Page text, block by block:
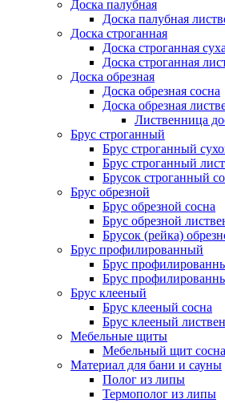
Доска палубная
Доска палубная
Доска строганная
Доска строганная
Доска строганная
Доска обрезная
Доска обрезная сосна
Доска обрезная
Лиственница
Брус строганный
Брус строганный
Брус строганный
Брусок строганный
Брус обрезной
Брус обрезной сосна
Брус обрезной
Брусок (рейка)
Брус профилированный
Брус
Брус
Брус клееный
Брус клееный сосна
Брус клееный
Мебельные щиты
Мебельный щит сосна
Материал для бани и сауны
Полог из липы
Термополог из липы